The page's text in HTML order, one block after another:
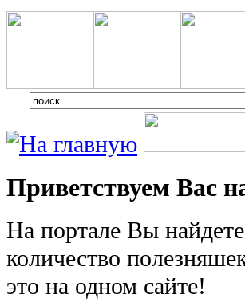
Приветствуем Вас
На портале Вы
количество
это на одном сайте!